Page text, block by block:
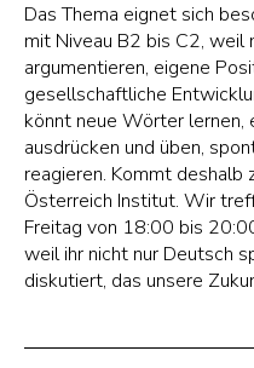
Das Thema eignet sich
mit Niveau B2 bis C2, weil
argumentieren, eigene
gesellschaftliche
könnt neue Wörter lernen,
ausdrücken und üben,
reagieren. Kommt deshalb
Österreich Institut. Wir
Freitag von 18:00 bis
weil ihr nicht nur Deutsch
diskutiert, das unsere